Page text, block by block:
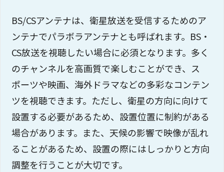
BS/CSアンテナは、衛星放送を受信するためのア
ンテナでパラボラアンテナとも呼ばれます。BS・
CS放送を視聴したい場合に必須となります。多く
のチャンネルを高画質で楽しむことができ、ス
ポーツや映画、海外ドラマなどの多彩なコンテン
ツを視聴できます。ただし、衛星の方向に向けて
設置する必要があるため、設置位置に制約がある
場合があります。また、天候の影響で映像が乱れ
ることがあるため、設置の際にはしっかりと方向
調整を行うことが大切です。